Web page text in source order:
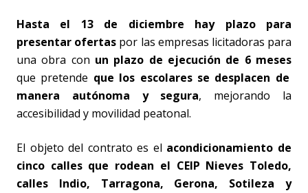
Hasta el 13 de diciembre hay plazo para
presentar ofertas por las empresas licitadoras para
una obra con un plazo de ejecución de 6 meses
que pretende que los escolares se desplacen de
manera autónoma y segura, mejorando la
accesibilidad y movilidad peatonal.
El objeto del contrato es el acondicionamiento de
cinco calles que rodean el CEIP Nieves Toledo,
calles Indio, Tarragona, Gerona, Sotileza y